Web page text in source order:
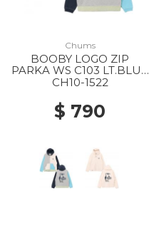
Chums
BOOBY LOGO ZIP
PARKA WS C103 LT.BLUE
CRAZY
CH10-1522
$ 790